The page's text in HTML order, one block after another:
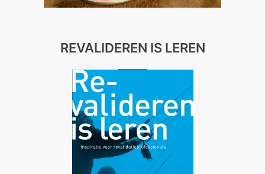
REVALIDEREN IS LEREN